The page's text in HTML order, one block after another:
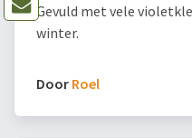
Gevuld met vele
winter.
Door Roel